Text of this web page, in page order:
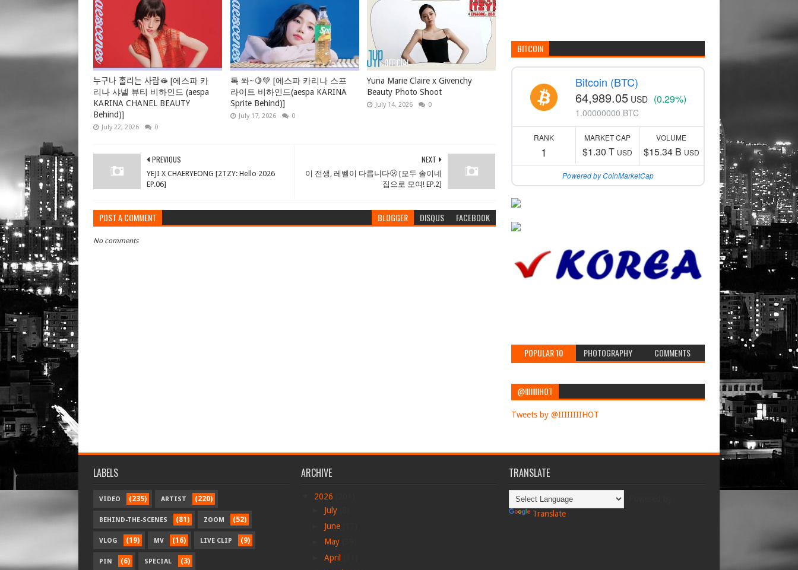
누구나 홀리는 사람🫦 [에스파 카
리나 샤넬 뷰티 비하인드 (aespa
KARINA CHANEL BEAUTY
Behind)]
July 22, 2026 0
톡 쏴~🍋💚 [에스파 카리나 스프
라이트 비하인드(aespa KARINA
Sprite Behind)]
July 17, 2026 0
Yuna Marie Claire x Givenchy
Beauty Photo Shoot
July 14, 2026 0
NEXT
이 전생, 레벨이 다릅니다🫢 [모두 솔이네
집으로 모여! EP.2]
PREVIOUS
YEJI X CHAERYEONG [2TZY: Hello 2026
EP.06]
POST A COMMENT BLOGGER DISQUS FACEBOOK
No comments
BITCOIN
Bitcoin (BTC)
64,989.05 USD (0.29%)
1.00000000 BTC
RANK
1
MARKET CAP
$1.30 T USD
VOLUME
$15.34 B USD
Powered by CoinMarketCap
POPULAR 10 PHOTOGRAPHY COMMENTS
@IIIIIIIIHOT
Tweets by @IIIIIIIIHOT
LABELS
VIDEO (235) ARTIST (220)
BEHIND-THE-SCENES (81) ZOOM (52)
VLOG (19) MV (16) LIVE CLIP (9)
PIN (6) SPECIAL (3)
ARCHIVE
2026
July
June
May
April
TRANSLATE
Translate